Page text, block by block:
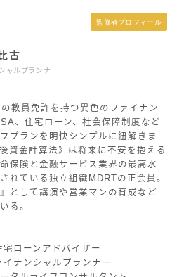
監修者プロフィール
古
ャルプランナー
教員免許を持つ異色のファイナン
、住宅ローン、社会保障制度など
プランを明快シンプルに紐解きま
資金計算法》は将来に不安を抱える
保険と金融サービス業界の最高水
れている独立組織MDRTの正会員。
として講演や営業マンの育成など
る。
宅ローンアドバイザー
イナンシャルプランナー